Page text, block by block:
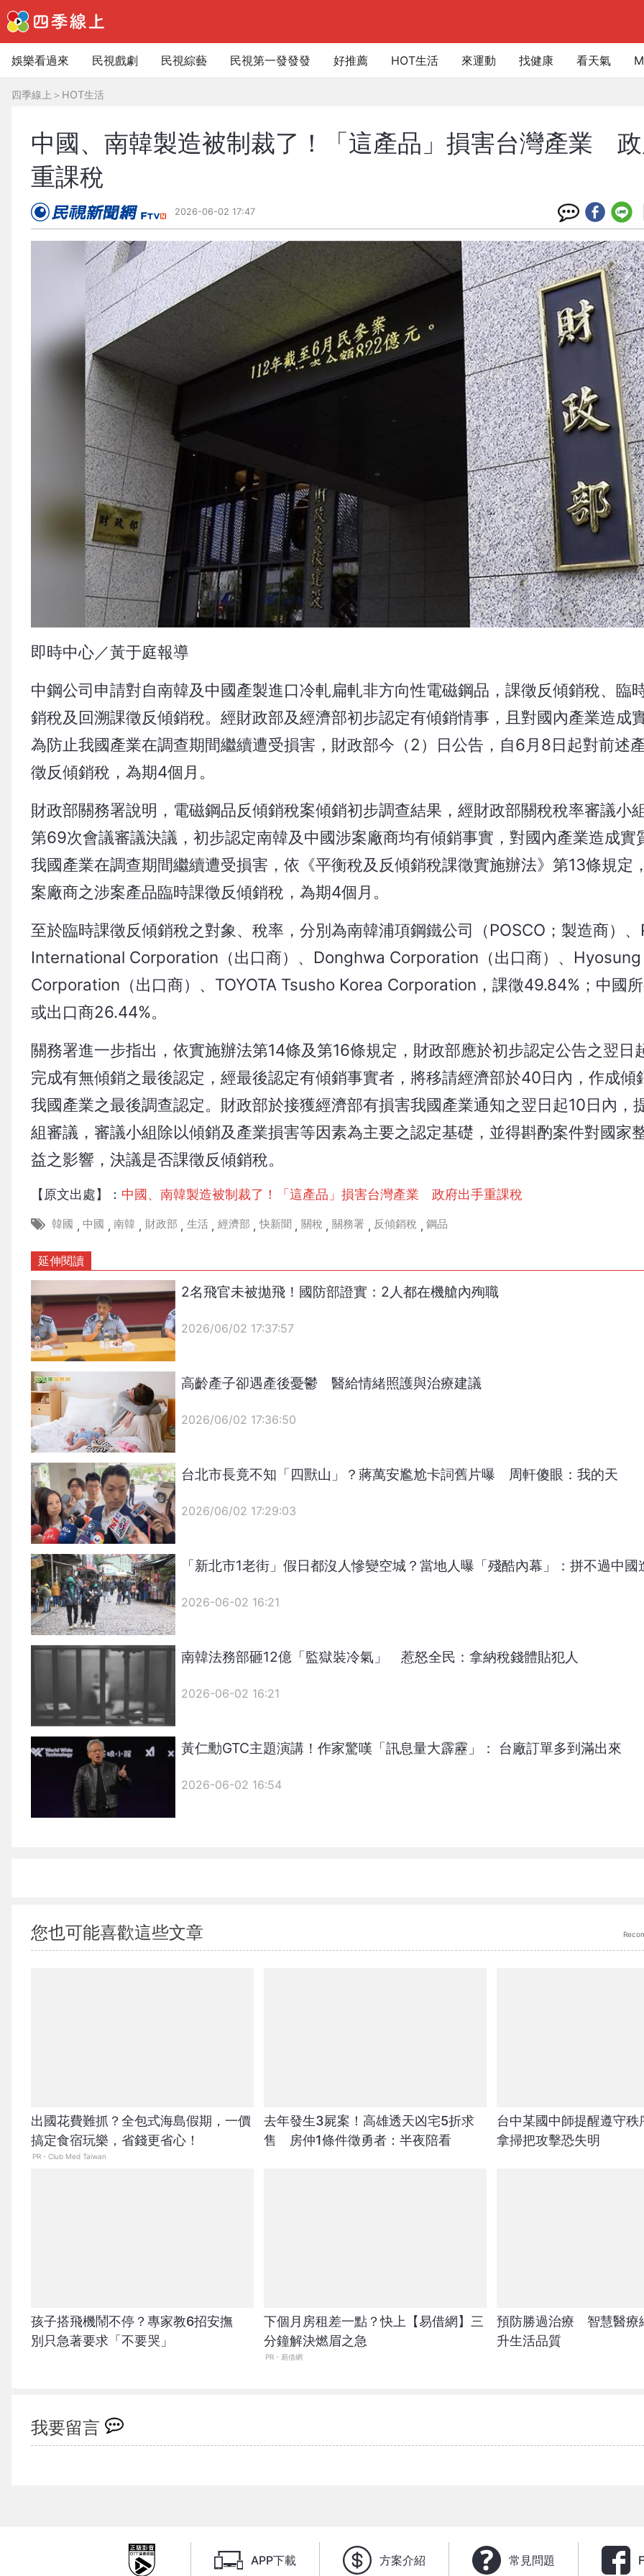
娛樂看過來 民視戲劇 民視綜藝 民視第一發發發 好推薦 HOT生活 來運動 找健康 看天氣
四季線上 ＞ HOT生活
中國、南韓製造被制裁了！「這產品」損害台灣產業
重課稅
2026-06-02 17:47
即時中心／黃于庭報導
中鋼公司申請對自南韓及中國產製進口冷軋扁軋非方向性電磁鋼品，課徵反傾銷稅、臨
銷稅及回溯課徵反傾銷稅。經財政部及經濟部初步認定有傾銷情事，且對國內產業造成
為防止我國產業在調查期間繼續遭受損害，財政部今（2）日公告，自6月8日起對前述
徵反傾銷稅，為期4個月。
財政部關務署說明，電磁鋼品反傾銷稅案傾銷初步調查結果，經財政部關稅稅率審議小
第69次會議審議決議，初步認定南韓及中國涉案廠商均有傾銷事實，對國內產業造成實
我國產業在調查期間繼續遭受損害，依《平衡稅及反傾銷稅課徵實施辦法》第13條規定
案廠商之涉案產品臨時課徵反傾銷稅，為期4個月。
至於臨時課徵反傾銷稅之對象、稅率，分別為南韓浦項鋼鐵公司（POSCO；製造商）
International Corporation（出口商）、Donghwa Corporation（出口商）、
Corporation（出口商）、TOYOTA Tsusho Korea Corporation，課徵49.84%；中國
或出口商26.44%。
關務署進一步指出，依實施辦法第14條及第16條規定，財政部應於初步認定公告之翌日
完成有無傾銷之最後認定，經最後認定有傾銷事實者，將移請經濟部於40日內，作成傾
我國產業之最後調查認定。財政部於接獲經濟部有損害我國產業通知之翌日起10日內，
組審議，審議小組除以傾銷及產業損害等因素為主要之認定基礎，並得斟酌案件對國家
益之影響，決議是否課徵反傾銷稅。
【原文出處】： 中國、南韓製造被制裁了！「這產品」損害台灣產業 政府出手重課稅
韓國 , 中國 , 南韓 , 財政部 , 生活 , 經濟部 , 快新聞 , 關稅 , 關務署 , 反傾銷稅 , 鋼品
延伸閱讀
{PLAYICON}
2名飛官未被拋飛！國防部證實：2人都在機艙內殉職
2026/06/02 17:37:57
{PLAYICON}
高齡產子卻遇產後憂鬱 醫給情緒照護與治療建議
2026/06/02 17:36:50
{PLAYICON}
台北市長竟不知「四獸山」？蔣萬安尷尬卡詞舊片曝 周軒傻眼：我的天
2026/06/02 17:29:03
「新北市1老街」假日都沒人慘變空城？當地人曝「殘酷內幕」：拼不過中國
2026-06-02 16:21
南韓法務部砸12億「監獄裝冷氣」 惹怒全民：拿納稅錢體貼犯人
2026-06-02 16:21
黃仁勳GTC主題演講！作家驚嘆「訊息量大霹靂」： 台廠訂單多到滿出來
2026-06-02 16:54
您也可能喜歡這些文章
出國花費難抓？全包式海島假期，一價
搞定食宿玩樂，省錢更省心！
PR・Club Med Taiwan
去年發生3屍案！高雄透天凶宅5折求
售 房仲1條件徵勇者：半夜陪看
台中某國中師提醒遵守
拿掃把攻擊恐失明
孩子搭飛機鬧不停？專家教6招安撫
別只急著要求「不要哭」
下個月房租差一點？快上【易借網】三
分鐘解決燃眉之急
PR・易借網
預防勝過治療 智慧醫
升生活品質
我要留言
APP下載 方案介紹 常見問題